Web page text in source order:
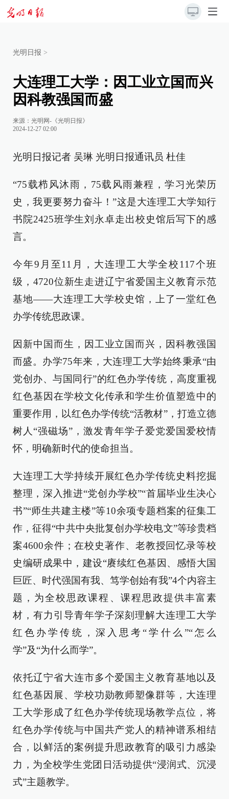
光明日报 >
大连理工大学：因工业立国而兴
因科教强国而盛
来源： 光明网-《光明日报》
2024-12-27 02:00
光明日报记者 吴琳 光明日报通讯员 杜佳
“75载栉风沐雨，75载风雨兼程，学习光荣历
史，我更要努力奋斗！”这是大连理工大学知行
书院2425班学生刘永卓走出校史馆后写下的感
言。
今年9月至11月，大连理工大学全校117个班
级，4720位新生走进辽宁省爱国主义教育示范
基地——大连理工大学校史馆，上了一堂红色
办学传统思政课。
因新中国而生，因工业立国而兴，因科教强国
而盛。办学75年来，大连理工大学始终秉承“由
党创办、与国同行”的红色办学传统，高度重视
红色基因在学校文化传承和学生价值塑造中的
重要作用，以红色办学传统“活教材”，打造立德
树人“强磁场”，激发青年学子爱党爱国爱校情
怀，明确新时代的使命担当。
大连理工大学持续开展红色办学传统史料挖掘
整理，深入推进“党创办学校”“首届毕业生决心
书”“师生共建主楼”等10余项专题档案的征集工
作，征得“中共中央批复创办学校电文”等珍贵档
案4600余件；在校史著作、老教授回忆录等校
史编研成果中，建设“赓续红色基因、感悟大国
巨匠、时代强国有我、笃学创始有我”4个内容主
题，为全校思政课程、课程思政提供丰富素
材，有力引导青年学子深刻理解大连理工大学
红色办学传统，深入思考“学什么”“怎么
学”及“为什么而学”。
依托辽宁省大连市多个爱国主义教育基地以及
红色基因展、学校功勋教师塑像群等，大连理
工大学形成了红色办学传统现场教学点位，将
红色办学传统与中国共产党人的精神谱系相结
合，以鲜活的案例提升思政教育的吸引力感染
力，为全校学生党团日活动提供“浸润式、沉浸
式”主题教学。